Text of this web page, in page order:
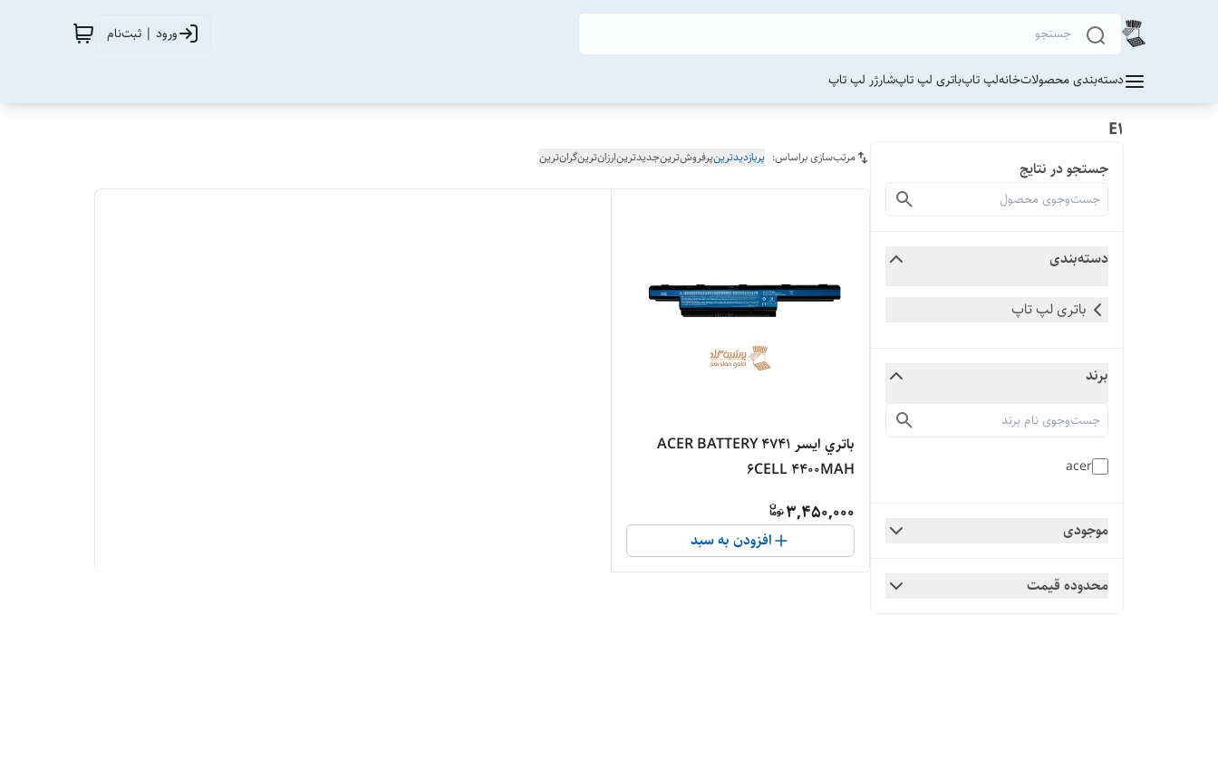
ورود | ثبت‌نام
دسته‌بندی محصولاتخانهلپ تاپباتری لپ تاپشارژر لپ تاپ
E1
جستجو در نتایج
دسته‌بندی
باتری لپ تاپ
برند
acer
موجودی
محدوده قیمت
مرتب‌سازی براساس: پربازدیدترینپرفروش‌ترینجدیدترینارزان‌ترینگران‌ترین
باتري ايسر ACER BATTERY 4741
6CELL 4400MAH
3,450,000
افزودن به سبد